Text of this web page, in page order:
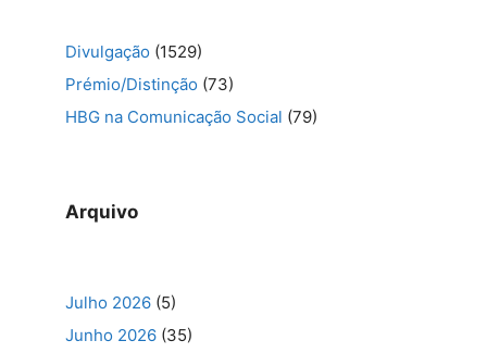
Divulgação (1529)
Prémio/Distinção (73)
HBG na Comunicação Social (79)
Arquivo
Julho 2026 (5)
Junho 2026 (35)